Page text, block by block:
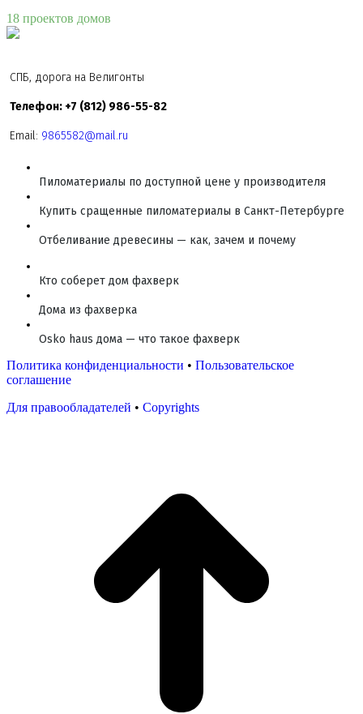
18 проектов домов
СПБ, дорога на Велигонты
Телефон: +7 (812) 986-55-82
Email: 9865582@mail.ru
Пиломатериалы по доступной цене у производителя
Купить сращенные пиломатериалы в Санкт-Петербурге
Отбеливание древесины — как, зачем и почему
Кто соберет дом фахверк
Дома из фахверка
Osko haus дома — что такое фахверк
Политика конфиденциальности • Пользовательское
соглашение
Для правообладателей • Copyrights